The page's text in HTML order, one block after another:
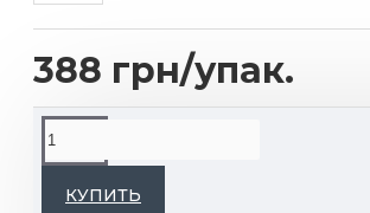
388 грн/упак.
КУПИТЬ